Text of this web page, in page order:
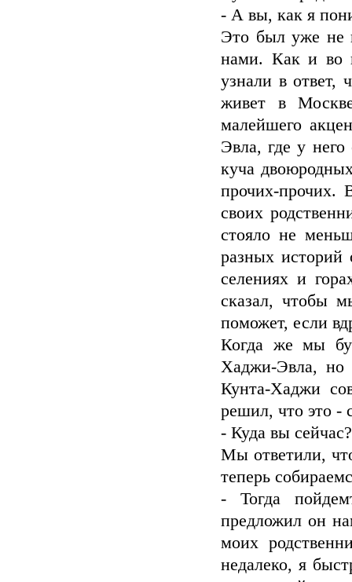
- А вы, как я
Это был уже не
нами. Как и во
узнали в ответ,
живет в
малейшего
Эвла, где у него
куча
прочих-прочих.
своих
стояло не
разных
селениях и
сказал, чтобы
поможет, если
Когда же мы
Хаджи-Эвла, но
Кунта-Хаджи
решил, что это -
- Куда вы
Мы ответили,
теперь
- Тогда
предложил он
моих
недалеко, я